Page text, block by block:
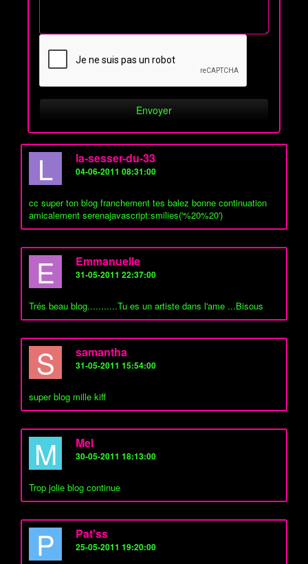
L la-sesser-du-33
04-06-2011 08:31:00
cc super ton blog franchement tes balez bonne continuation
amicalement serenajavascript:smilies('%20%20')
E Emmanuelle
31-05-2011 22:37:00
Trés beau blog...........Tu es un artiste dans l'ame ...Bisous
S samantha
31-05-2011 15:54:00
super blog mille kiff
M Mel
30-05-2011 18:13:00
Trop jolie blog continue
P Pat'ss
25-05-2011 19:20:00